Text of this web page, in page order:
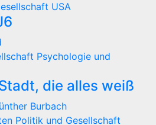
USA
Psychologie und
die alles weiß
Burbach
Politik und Gesellschaft